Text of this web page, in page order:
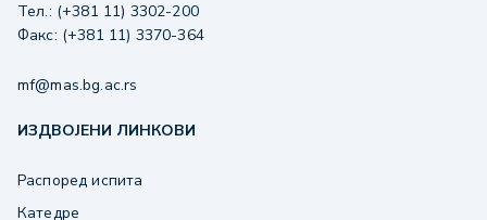
Тел.: (+381 11) 3302-200
Факс: (+381 11) 3370-364
mf@mas.bg.ac.rs
ИЗДВОЈЕНИ ЛИНКОВИ
Распоред испита
Катедре